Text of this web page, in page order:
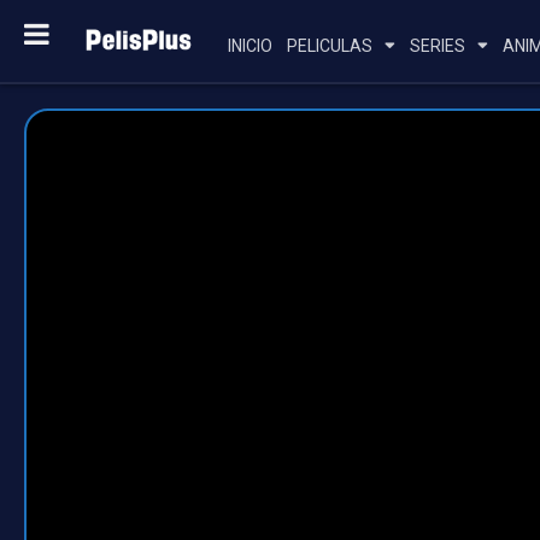
INICIO PELICULAS SERIES